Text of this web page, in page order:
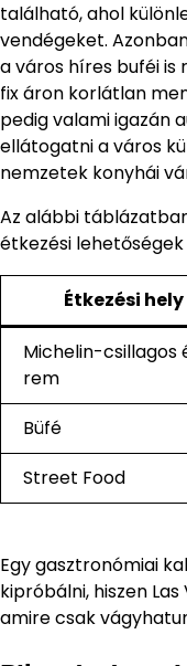
található, ahol
vendégeket.
a város híres buféi
fix áron korlátlan
pedig valami igazán
ellátogatni a város
nemzetek konyhái
Az alábbi
étkezési
Étkezési hely
Michelin-csillagos
rem
Büfé
Street Food
Egy gasztronómiai
kipróbálni, hiszen
amire csak